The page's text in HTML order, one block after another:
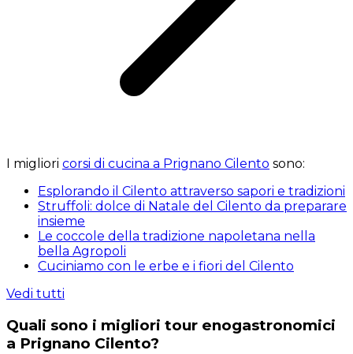
I migliori corsi di cucina a Prignano Cilento sono:
Esplorando il Cilento attraverso sapori e tradizioni
Struffoli: dolce di Natale del Cilento da preparare
insieme
Le coccole della tradizione napoletana nella
bella Agropoli
Cuciniamo con le erbe e i fiori del Cilento
Vedi tutti
Quali sono i migliori tour enogastronomici
a Prignano Cilento?